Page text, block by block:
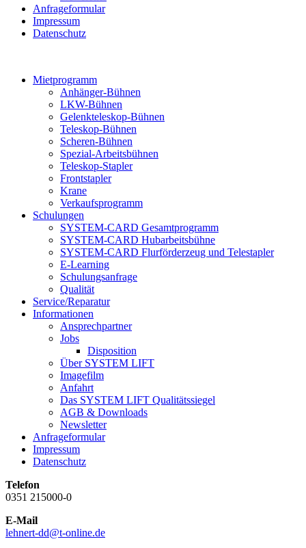
Anfrageformular
Impressum
Datenschutz
Mietprogramm
Anhänger-Bühnen
LKW-Bühnen
Gelenkteleskop-Bühnen
Teleskop-Bühnen
Scheren-Bühnen
Spezial-Arbeitsbühnen
Teleskop-Stapler
Frontstapler
Krane
Verkaufsprogramm
Schulungen
SYSTEM-CARD Gesamtprogramm
SYSTEM-CARD Hubarbeitsbühne
SYSTEM-CARD Flurförderzeug und Telestapler
E-Learning
Schulungsanfrage
Qualität
Service/Reparatur
Informationen
Ansprechpartner
Jobs
Disposition
Über SYSTEM LIFT
Imagefilm
Anfahrt
Das SYSTEM LIFT Qualitätssiegel
AGB & Downloads
Newsletter
Anfrageformular
Impressum
Datenschutz
Telefon
0351 215000-0
E-Mail
lehnert-dd@t-online.de